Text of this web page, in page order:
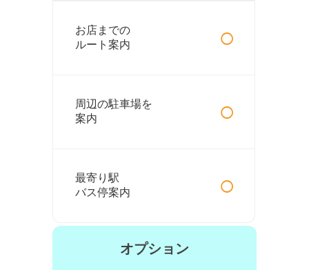
お店までの
ルート案内
○
周辺の駐車場を
案内
○
最寄り駅
バス停案内
○
オプション